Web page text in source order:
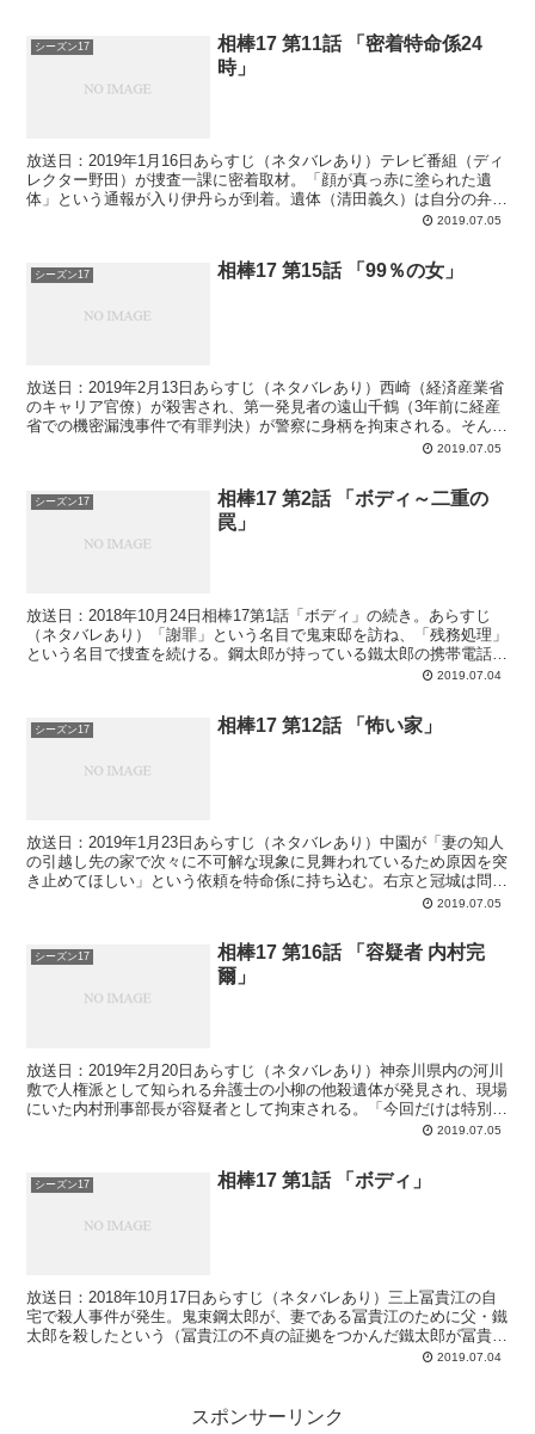
シーズン17
相棒17 第11話 「密着特命係24
時」
放送日：2019年1月16日あらすじ（ネタバレあり）テレビ番組（ディ
レクター野田）が捜査一課に密着取材。「顔が真っ赤に塗られた遺
体」という通報が入り伊丹らが到着。遺体（清田義久）は自分の弁護
士事務所から落ちたようで「自殺の可能性が高い」と言... 2019.07.05
シーズン17 相棒17 第15話 「99％の女」
放送日：2019年2月13日あらすじ（ネタバレあり）西崎（経済産業省
のキャリア官僚）が殺害され、第一発見者の遠山千鶴（3年前に経産
省での機密漏洩事件で有罪判決）が警察に身柄を拘束される。そんな
2019.07.05
シーズン17
相棒17 第2話 「ボディ～二重の
罠」
放送日：2018年10月24日相棒17第1話「ボディ」の続き。あらすじ
（ネタバレあり）「謝罪」という名目で鬼束邸を訪ね、「残務処理」
という名目で捜査を続ける。鋼太郎が持っている鐵太郎の携帯電話に
2019.07.04
シーズン17 相棒17 第12話 「怖い家」
放送日：2019年1月23日あらすじ（ネタバレあり）中園が「妻の知人
の引越し先の家で次々に不可解な現象に見舞われているため原因を突
き止めてほしい」という依頼を特命係に持ち込む。右京と冠城は問題
2019.07.05
シーズン17
相棒17 第16話 「容疑者 内村完
爾」
放送日：2019年2月20日あらすじ（ネタバレあり）神奈川県内の河川
敷で人権派として知られる弁護士の小柳の他殺遺体が発見され、現場
にいた内村刑事部長が容疑者として拘束される。「今回だけは特別」
2019.07.05
シーズン17 相棒17 第1話 「ボディ」
放送日：2018年10月17日あらすじ（ネタバレあり）三上冨貴江の自
宅で殺人事件が発生。鬼束鋼太郎が、妻である冨貴江のために父・鐵
太郎を殺したという（冨貴江の不貞の証拠をつかんだ鐵太郎が冨貴江
2019.07.04
スポンサーリンク